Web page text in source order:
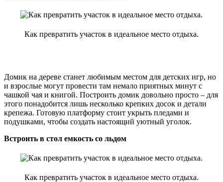
Как превратить участок в идеальное место отдыха.
Домик на дереве станет любимым местом для детских игр, но
и взрослые могут провести там немало приятных минут с
чашкой чая и книгой. Построить домик довольно просто – для
этого понадобится лишь несколько крепких досок и детали
крепежа. Готовую платформу стоит укрыть пледами и
подушками, чтобы создать настоящий уютный уголок.
Встроить в стол емкость со льдом
Как превратить участок в идеальное место отдыха.